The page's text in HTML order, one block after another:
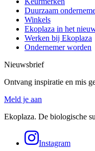
Duurzaam
Winkels
Ekoplaza in het
Werken bij Ekoplaza
Ondernemer worden
Nieuwsbrief
Ontvang inspiratie en mis
Meld je aan
Ekoplaza. De biologische
Instagram